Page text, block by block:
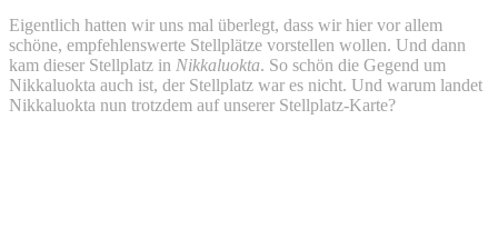
Eigentlich hatten wir uns mal überlegt, dass wir hier vor allem
schöne, empfehlenswerte Stellplätze vorstellen wollen. Und dann
kam dieser Stellplatz in Nikkaluokta. So schön die Gegend um
Nikkaluokta auch ist, der Stellplatz war es nicht. Und warum landet
Nikkaluokta nun trotzdem auf unserer Stellplatz-Karte?